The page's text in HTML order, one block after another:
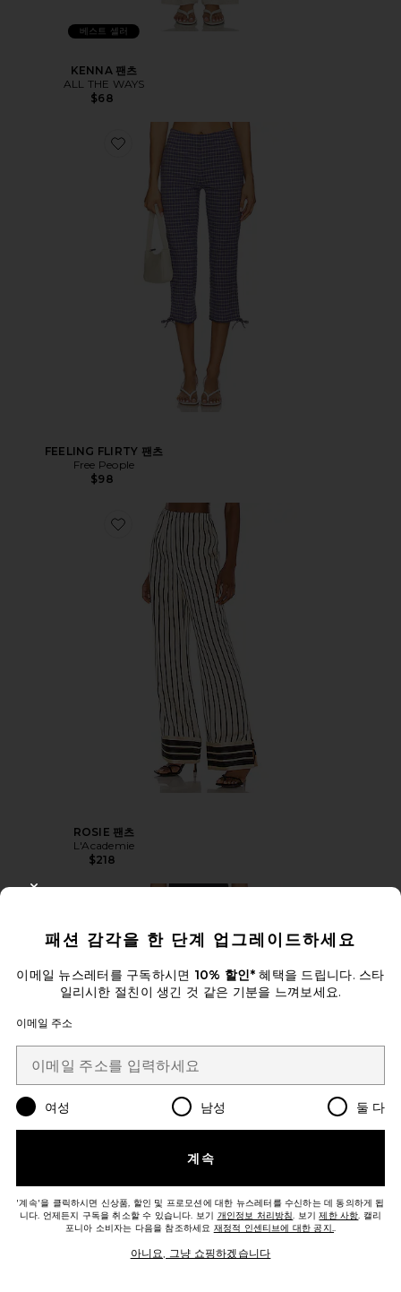
베스트 셀러
KENNA 팬츠
ALL THE WAYS
$68
FEELING FLIRTY 팬츠
Free People
$98
ROSIE 팬츠
L'Academie
$218
TALITHA 팬츠
MORE TO COME
패션 감각을 한 단계 업그레이드하세요
이메일 뉴스레터를 구독하시면 10% 할인*혜택을 드립니다. 스타
일리시한 절친이 생긴 것 같은 기분을 느껴보세요.
이메일 주소
여성 남성 둘 다
계속
'계속'을 클릭하시면 신상품, 할인 및 프로모션에 대한 뉴스레터를 수신하는 데 동의하게 됩
니다. 언제든지 구독을 취소할 수 있습니다. 보기 개인정보 처리방침. 보기제한 사항. 캘리
포니아 소비자는 다음을 참조하세요 재정적 인센티브에 대한 공지..
아니요, 그냥 쇼핑하겠습니다